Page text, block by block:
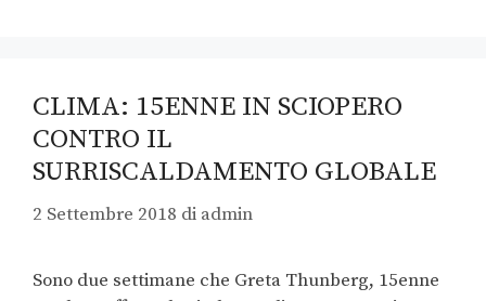
CLIMA: 15ENNE IN SCIOPERO
CONTRO IL
SURRISCALDAMENTO GLOBALE
2 Settembre 2018 di admin
Sono due settimane che Greta Thunberg, 15enne